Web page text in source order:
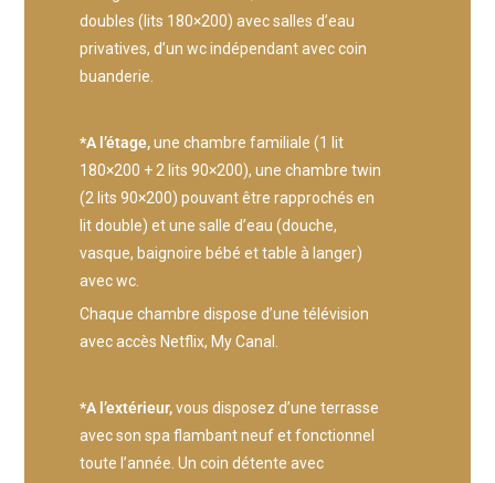
doubles (lits 180×200) avec salles d’eau
privatives, d’un wc indépendant avec coin
buanderie.
*A l’étage,une chambre familiale (1 lit
180×200 + 2 lits 90×200), une chambre twin
(2 lits 90×200) pouvant être rapprochés en
lit double) et une salle d’eau (douche,
vasque, baignoire bébé et table à langer)
avec wc.
Chaque chambre dispose d’une télévision
avec accès Netflix, My Canal.
*A l’extérieur,vous disposez d’une terrasse
avec son spa flambant neuf et fonctionnel
toute l’année. Un coin détente avec